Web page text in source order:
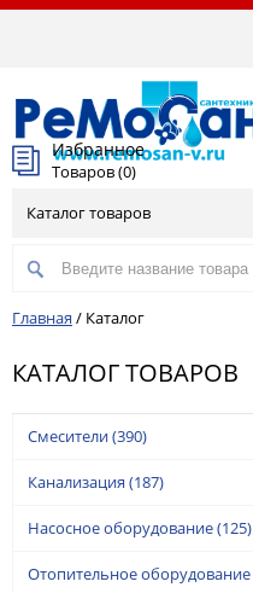
Избранное
Товаров (0)
Каталог товаров
Главная / Каталог
КАТАЛОГ ТОВАРОВ
Смесители(390)
Канализация (187)
Насосное оборудование(125)
Отопительное оборудование